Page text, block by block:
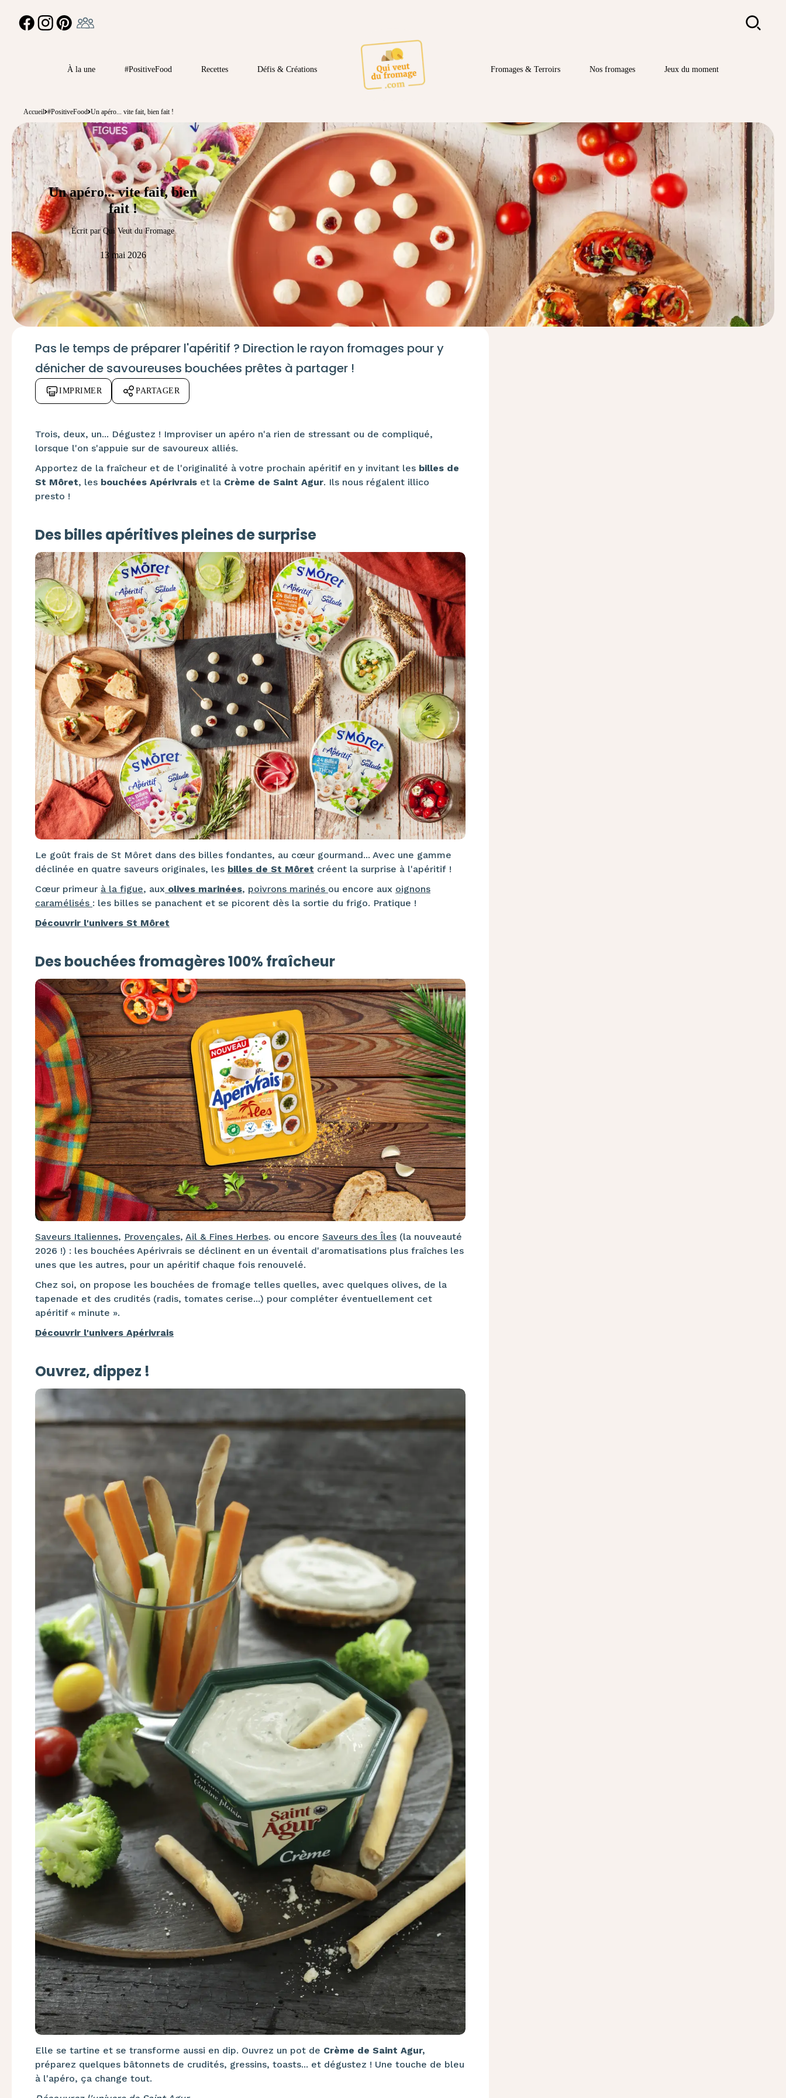
FACEBOOKINSTAGRAMPINTEREST Rechercher
À la une #PositiveFood Recettes Défis & Créations Fromages & Terroirs Nos fromages Jeux du moment
Accueil #PositiveFood Un apéro... vite fait, bien fait !
Un apéro... vite fait, bien
fait !
Écrit par Qui Veut du Fromage
13 mai 2026
Pas le temps de préparer l'apéritif ? Direction le rayon fromages pour y
dénicher de savoureuses bouchées prêtes à partager !
IMPRIMER PARTAGER
Trois, deux, un... Dégustez ! Improviser un apéro n'a rien de stressant ou de compliqué,
lorsque l'on s'appuie sur de savoureux alliés.
Apportez de la fraîcheur et de l'originalité à votre prochain apéritif en y invitant les billes de
St Môret, les bouchées Apérivrais et la Crème de Saint Agur. Ils nous régalent illico
presto !
Des billes apéritives pleines de surprise
Le goût frais de St Môret dans des billes fondantes, au cœur gourmand... Avec une gamme
déclinée en quatre saveurs originales, les billes de St Môret créent la surprise à l'apéritif !
Cœur primeur à la figue, aux olives marinées, poivrons marinés ou encore aux oignons
caramélisés : les billes se panachent et se picorent dès la sortie du frigo. Pratique !
Découvrir l'univers St Môret
Des bouchées fromagères 100% fraîcheur
Saveurs Italiennes, Provençales, Ail & Fines Herbes. ou encore Saveurs des Îles (la nouveauté
2026 !) : les bouchées Apérivrais se déclinent en un éventail d'aromatisations plus fraîches les
unes que les autres, pour un apéritif chaque fois renouvelé.
Chez soi, on propose les bouchées de fromage telles quelles, avec quelques olives, de la
tapenade et des crudités (radis, tomates cerise...) pour compléter éventuellement cet
apéritif « minute ».
Découvrir l'univers Apérivrais
Ouvrez, dippez !
Elle se tartine et se transforme aussi en dip. Ouvrez un pot de Crème de Saint Agur,
préparez quelques bâtonnets de crudités, gressins, toasts... et dégustez ! Une touche de bleu
à l'apéro, ça change tout.